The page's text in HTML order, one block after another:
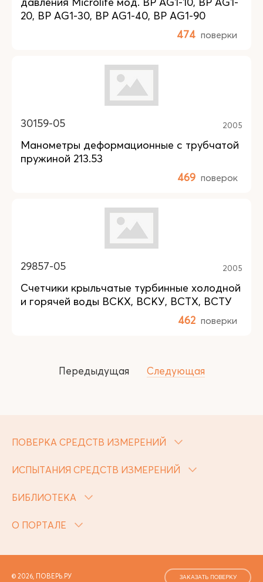
20, BP AG1-30, BP AG1-40, BP AG1-90
474 поверки
30159-05 2005
Манометры деформационные с трубчатой
пружиной 213.53
469 поверок
29857-05 2005
Счетчики крыльчатые турбинные холодной
и горячей воды ВСКХ, ВСКУ, ВСТХ, ВСТУ
462 поверки
Передыдущая Следующая
ПОВЕРКА СРЕДСТВ ИЗМЕРЕНИЙ
ИСПЫТАНИЯ СРЕДСТВ ИЗМЕРЕНИЙ
БИБЛИОТЕКА
О ПОРТАЛЕ
© 2026, ПОВЕРЬ.РУ ЗАКАЗАТЬ ПОВЕРКУ